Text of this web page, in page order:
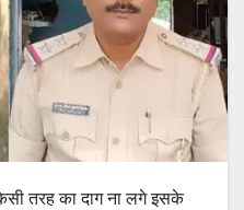
तरह का दाग ना लगे इसके